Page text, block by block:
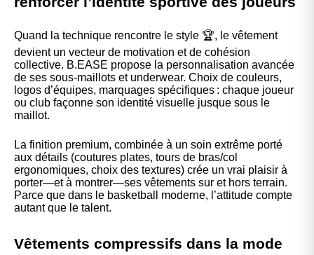
Quand la technique rencontre le style 🏆, le vêtement
devient un vecteur de motivation et de cohésion
collective. B.EASE propose la personnalisation avancée
de ses sous-maillots et underwear. Choix de couleurs,
logos d’équipes, marquages spécifiques : chaque joueur
ou club façonne son identité visuelle jusque sous le
maillot.
La finition premium, combinée à un soin extrême porté
aux détails (coutures plates, tours de bras/col
ergonomiques, choix des textures) crée un vrai plaisir à
porter—et à montrer—ses vêtements sur et hors terrain.
Parce que dans le basketball moderne, l’attitude compte
autant que le talent.
Vêtements compressifs dans la mode